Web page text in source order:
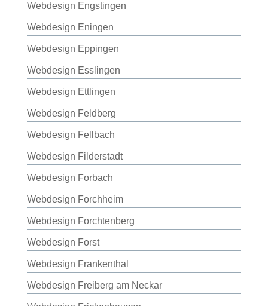
Webdesign Engstingen
Webdesign Eningen
Webdesign Eppingen
Webdesign Esslingen
Webdesign Ettlingen
Webdesign Feldberg
Webdesign Fellbach
Webdesign Filderstadt
Webdesign Forbach
Webdesign Forchheim
Webdesign Forchtenberg
Webdesign Forst
Webdesign Frankenthal
Webdesign Freiberg am Neckar